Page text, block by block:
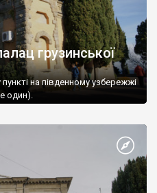
грузинської
на південному узбережжі
один).